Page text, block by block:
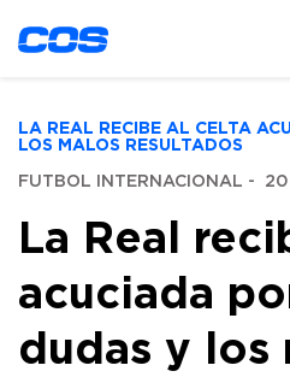
LA REAL RECIBE AL CELTA
LOS MALOS RESULTADOS
FUTBOL INTERNACIONAL - 20
La Real
acuciada
dudas y los